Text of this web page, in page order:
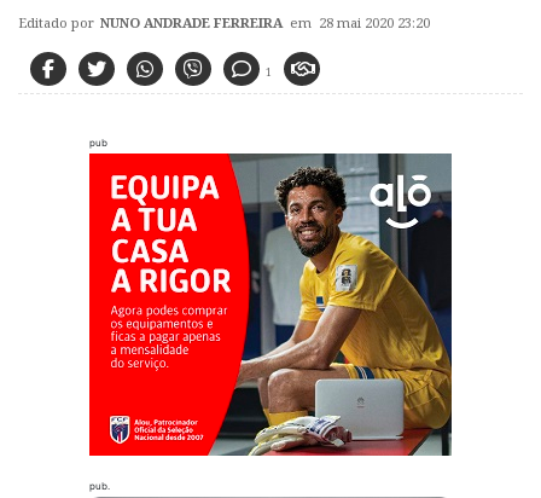
Editado por NUNO ANDRADE FERREIRA em 28 mai 2020 23:20
1
pub
pub.